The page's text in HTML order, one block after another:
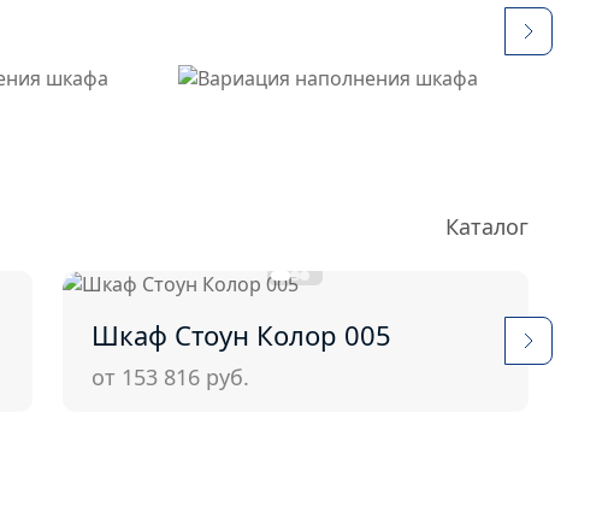
Каталог
Шкаф Стоун Колор 005
от 153 816 руб.